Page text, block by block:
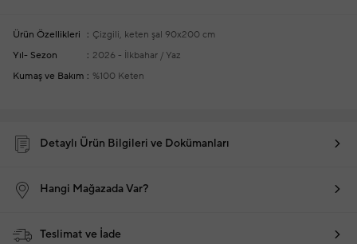
Ürün Özellikleri Çizgili, keten şal 90x200 cm
Yıl- Sezon
2026 - İlkbahar / Yaz
Kumaş ve Bakım
%100 Keten
Detaylı Ürün Bilgileri ve Dokümanları
Hangi Mağazada Var?
Teslimat ve İade